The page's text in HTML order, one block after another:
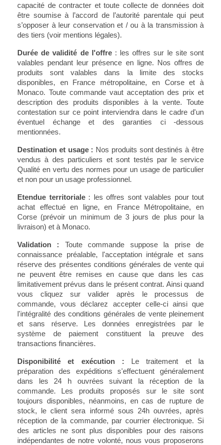
capacité de contracter et toute collecte de données doit
être soumise à l’accord de l’autorité parentale qui peut
s’opposer à leur conservation et / ou à la transmission à
des tiers (voir mentions légales).
Durée de validité de l'offre: les offres sur le site sont
valables pendant leur présence en ligne. Nos offres de
produits sont valables dans la limite des stocks
disponibles, en France métropolitaine, en Corse et à
Monaco. Toute commande vaut acceptation des prix et
description des produits disponibles à la vente. Toute
contestation sur ce point interviendra dans le cadre d'un
éventuel échange et des garanties ci -dessous
mentionnées.
Destination et usage : Nos produits sont destinés à être
vendus à des particuliers et sont testés par le service
Qualité en vertu des normes pour un usage de particulier
et non pour un usage professionnel.
Etendue territoriale: les offres sont valables pour tout
achat effectué en ligne, en France Métropolitaine, en
Corse (prévoir un minimum de 3 jours de plus pour la
livraison) et à Monaco.
Validation : Toute commande suppose la prise de
connaissance préalable, l'acceptation intégrale et sans
réserve des présentes conditions générales de vente qui
ne peuvent être remises en cause que dans les cas
limitativement prévus dans le présent contrat. Ainsi quand
vous cliquez sur valider après le processus de
commande, vous déclarez accepter celle-ci ainsi que
l'intégralité des conditions générales de vente pleinement
et sans réserve. Les données enregistrées par le
système de paiement constituent la preuve des
transactions financières.
Disponibilité et exécution : Le traitement et la
préparation des expéditions s'effectuent généralement
dans les 24 h ouvrées suivant la réception de la
commande. Les produits proposés sur le site sont
toujours disponibles, néanmoins, en cas de rupture de
stock, le client sera informé sous 24h ouvrées, après
réception de la commande, par courrier électronique. Si
des articles ne sont plus disponibles pour des raisons
indépendantes de notre volonté, nous vous proposerons